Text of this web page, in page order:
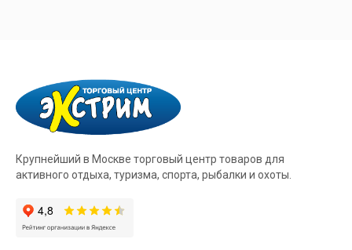
Крупнейший в Москве торговый центр товаров для
активного отдыха, туризма, спорта, рыбалки и охоты.